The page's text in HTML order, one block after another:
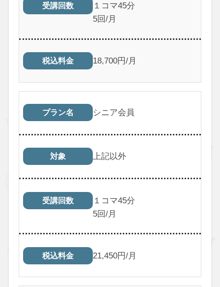
受講回数
１コマ45分
5回/月
税込料金 18,700円/月
プラン名 シニア会員
対象 上記以外
受講回数
１コマ45分
5回/月
税込料金 21,450円/月